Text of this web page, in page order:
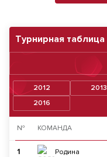
Турнирная таблица
2012 2013
2016
№ КОМАНДА
1 Родина